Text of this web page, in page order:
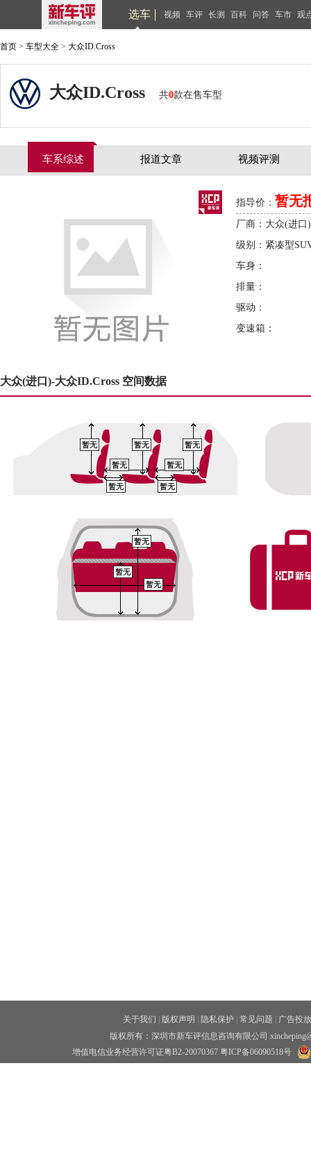
选车 视频 车评 长测 百科 问答 车市 观
首页 > 车型大全 > 大众ID.Cross
大众ID.Cross 共0款在售车型
车系综述 报道文章 视频评测
指导价： 暂无
厂商：大众(进口)
级别：紧凑型
车身：
排量：
驱动：
变速箱：
大众(进口)-大众ID.Cross 空间数据
暂无 暂无 暂无
暂无
暂无 暂无
暂无
暂无
暂无
暂无
关于我们 版权声明 隐私保护 常见问题
广告投放
版权所有：深圳市新车评信息咨询有限公司
增值电信业务经营许可证粤B2-20070367 粤ICP备06090518号